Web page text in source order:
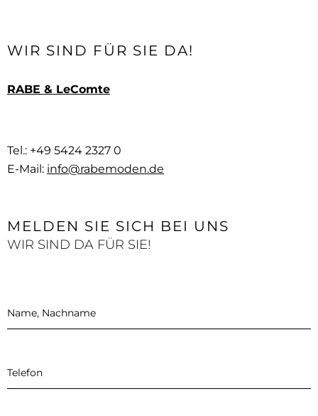
WIR SIND FÜR SIE DA!
RABE & LeComte
Tel.: +49 5424 2327 0
E-Mail: info@rabemoden.de
MELDEN SIE SICH BEI UNS
WIR SIND DA FÜR SIE!